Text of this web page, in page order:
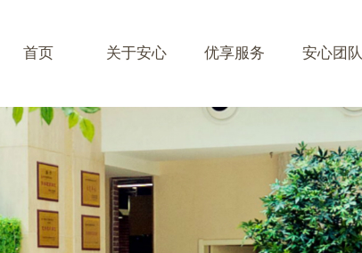
首页 关于安心 优享服务 安心团队